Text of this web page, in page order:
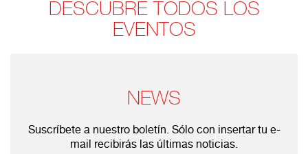
DESCUBRE TODOS LOS
EVENTOS
NEWS
Suscríbete a nuestro boletín. Sólo con insertar tu e-
mail recibirás las últimas noticias.